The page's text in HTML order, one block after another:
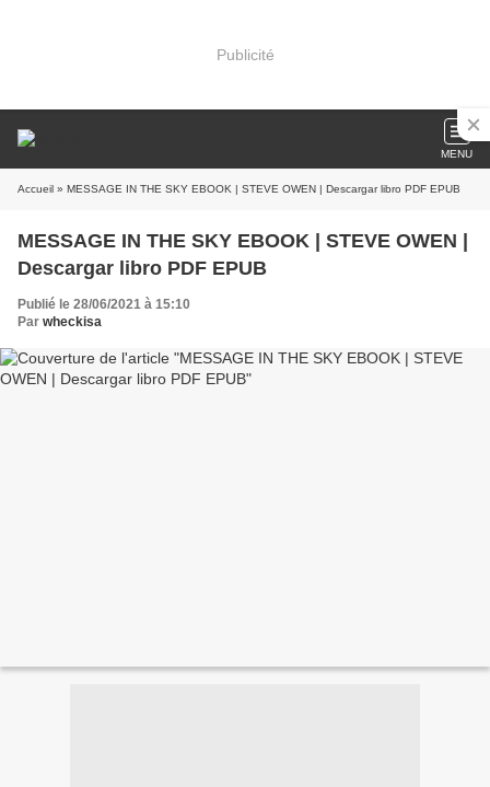
Publicité
MENU
Accueil » MESSAGE IN THE SKY EBOOK | STEVE OWEN | Descargar libro PDF EPUB
MESSAGE IN THE SKY EBOOK | STEVE OWEN |
Descargar libro PDF EPUB
Publié le 28/06/2021 à 15:10
Par wheckisa